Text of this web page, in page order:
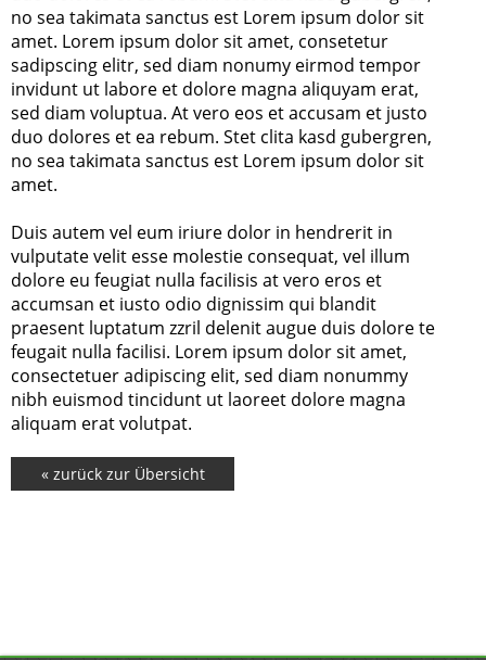
no sea takimata sanctus est Lorem ipsum dolor sit
amet. Lorem ipsum dolor sit amet, consetetur
sadipscing elitr, sed diam nonumy eirmod tempor
invidunt ut labore et dolore magna aliquyam erat,
sed diam voluptua. At vero eos et accusam et justo
duo dolores et ea rebum. Stet clita kasd gubergren,
no sea takimata sanctus est Lorem ipsum dolor sit
amet.
Duis autem vel eum iriure dolor in hendrerit in
vulputate velit esse molestie consequat, vel illum
dolore eu feugiat nulla facilisis at vero eros et
accumsan et iusto odio dignissim qui blandit
praesent luptatum zzril delenit augue duis dolore te
feugait nulla facilisi. Lorem ipsum dolor sit amet,
consectetuer adipiscing elit, sed diam nonummy
nibh euismod tincidunt ut laoreet dolore magna
aliquam erat volutpat.
« zurück zur Übersicht